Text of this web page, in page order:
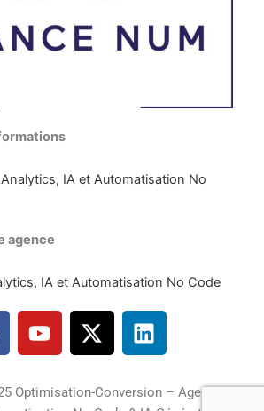
IA et Automatisation No
agence
IA et Automatisation No Code
Y
o
t
X
-
w
L
i
k
Optimisation-Conversion – Agence